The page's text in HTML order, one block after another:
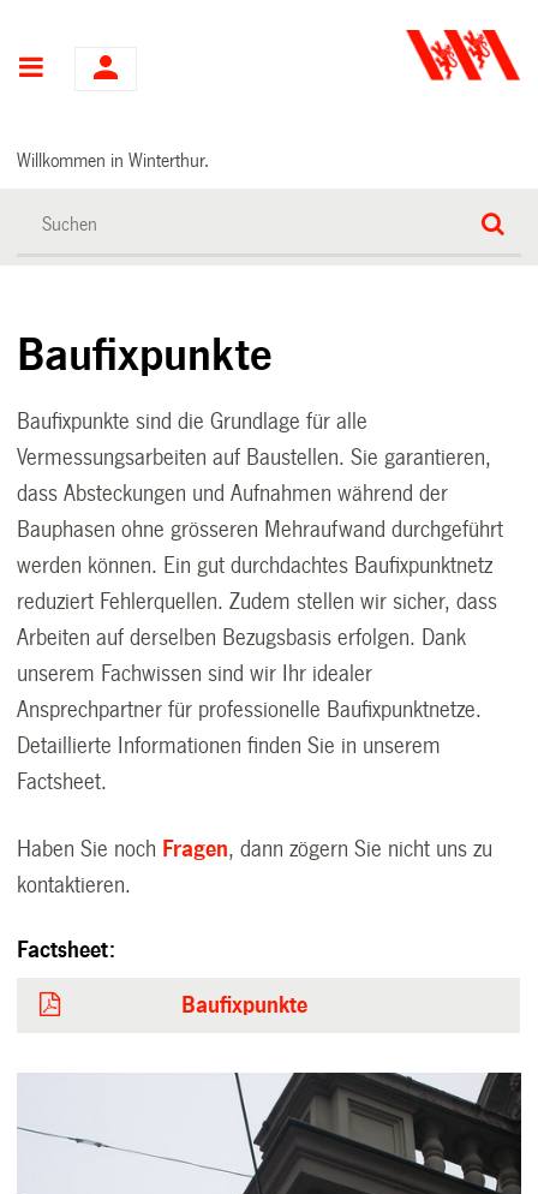
Hauptnavigation
Willkommen in Winterthur.
Baufixpunkte
Baufixpunkte sind die Grundlage für alle
Vermessungsarbeiten auf Baustellen. Sie garantieren,
dass Absteckungen und Aufnahmen während der
Bauphasen ohne grösseren Mehraufwand durchgeführt
werden können. Ein gut durchdachtes Baufixpunktnetz
reduziert Fehlerquellen. Zudem stellen wir sicher, dass
Arbeiten auf derselben Bezugsbasis erfolgen. Dank
unserem Fachwissen sind wir Ihr idealer
Ansprechpartner für professionelle Baufixpunktnetze.
Detaillierte Informationen finden Sie in unserem
Factsheet.
Haben Sie noch Fragen, dann zögern Sie nicht uns zu
kontaktieren.
Factsheet:
Baufixpunkte